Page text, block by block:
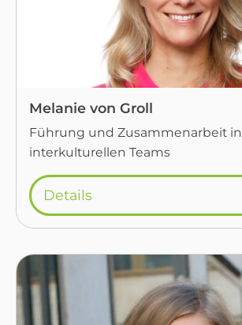
Melanie von Groll
Führung und Zusammenarbeit in
interkulturellen Teams
Details